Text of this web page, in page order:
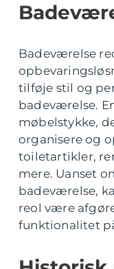
Badeværelse
tilføje stil og
badeværelse.
møbelstykke,
organisere og
toiletartikler,
mere. Uanset
badeværelse,
reol være
funktionalitet